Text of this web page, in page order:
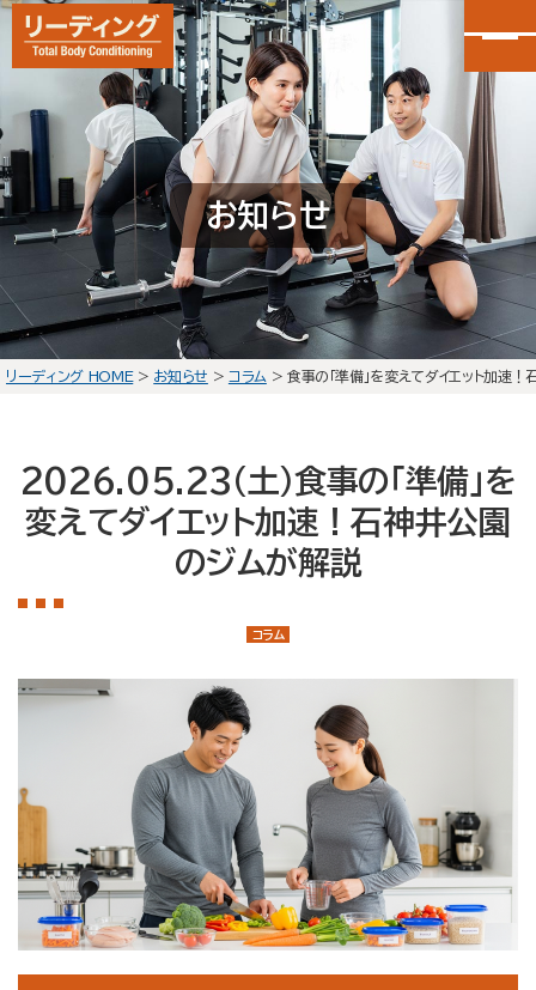
カンタン30秒申し込み
LINEで無料体験予約
大泉学園店 会員予約
石神井公園店 会員予約
初回体験の流れ
店舗案内
トレーナー紹介
コラム
運営会社情報
お知らせ
リーディング HOME> お知らせ > コラム > 食事の「準備」を変えてダイエット加速
2026.05.23(土)食事の「準備」を
変えてダイエット加速！石神井公園
のジムが解説
コラム